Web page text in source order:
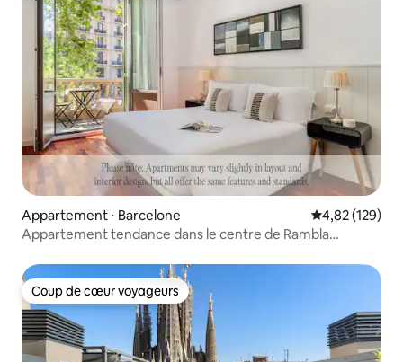
Appartement ⋅ Barcelone Évaluation
4,82 (129)
Appartement tendance dans le centre de Rambla
Coup de cœur voyageurs
Coup de cœur voyageurs